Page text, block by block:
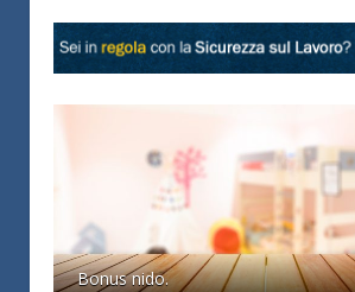
Bonus nido.